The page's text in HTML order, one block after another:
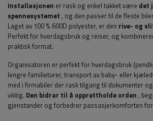
Installasjonen er rask og enkel takket være det
spennesystemet , og den passer til de fleste
Laget av 100 % 600D polyester, er den rive- og
Perfekt for hverdagsbruk og reiser, og
praktisk format.
Organisatoren er perfekt for hverdagsbruk
lengre familieturer, transport av baby- eller
med i firmabiler der rask tilgang til dokumenter
viktig. Den bidrar til å opprettholde orden ,
gjenstander og forbedrer passasjerkomforten